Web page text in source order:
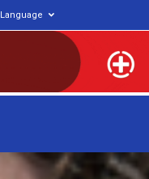
Language